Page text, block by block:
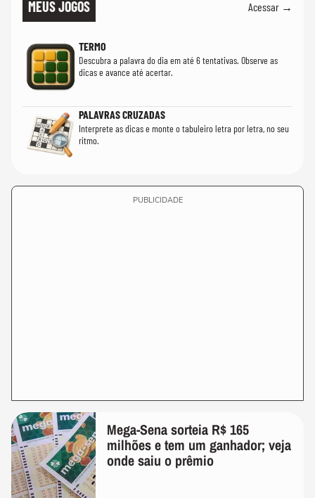
MEUS JOGOS Acessar →
TERMO
Descubra a palavra do dia em até 6 tentativas. Observe as
dicas e avance até acertar.
PALAVRAS CRUZADAS
Interprete as dicas e monte o tabuleiro letra por letra, no seu
ritmo.
PUBLICIDADE
Mega-Sena sorteia R$ 165
milhões e tem um ganhador; veja
onde saiu o prêmio